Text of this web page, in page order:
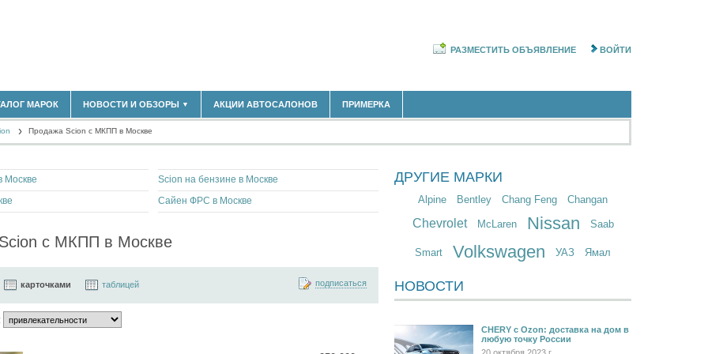
(14298)
РАЗМЕСТИТЬ ОБЪЯВЛЕНИЕ ВОЙТИ
МАРОК НОВОСТИ И ОБЗОРЫ ▼
НОВОСТИ РЫНКА
МАТЕРИАЛЫ ПАРТНЕРОВ
ВЫСТАВКИ И АВТОСАЛОНЫ
АКЦИИ АВТОСАЛОНОВ ПРИМЕРКА
Продажа Scion с МКПП в Москве
Москве
Scion на бензине в Москве
Сайен ФРС в Москве
с МКПП в Москве
карточками таблицей подписаться
ДРУГИЕ МАРКИ
Alpine Bentley Chang Feng Changan
Chevrolet McLaren Nissan Saab
Smart Volkswagen УАЗ Ямал
НОВОСТИ
CHERY c Ozon: доставка на дом в
любую точку России